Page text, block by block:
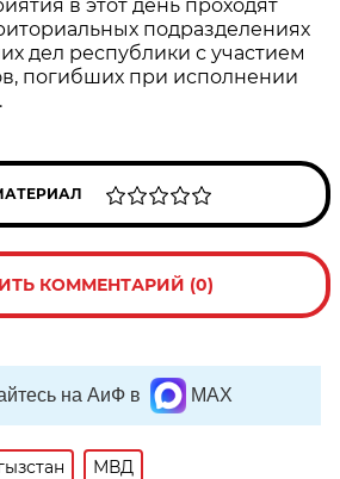
в этот день проходят
подразделениях
дел республики с участием
погибших при исполнении
КОММЕНТАРИЙ (0)
на АиФ в MAX
МВД